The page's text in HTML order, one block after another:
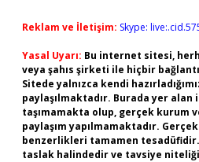
Reklam ve İletişim: Skype:
Yasal Uyarı: Bu internet sitesi,
veya şahıs şirketi ile hiçbir
Sitede yalnızca kendi
paylaşılmaktadır. Burada yer
taşımamakta olup, gerçek kurum
paylaşım yapılmamaktadır.
benzerlikleri tamamen
taslak halindedir ve tavsiye